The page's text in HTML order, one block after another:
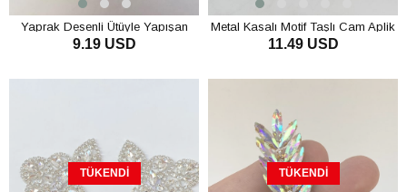
Yaprak Desenli Ütüyle Yapışan
Parlak Taşlı Aplik
9.19 USD
Metal Kasalı Motif Taşlı Cam Aplik
11.49 USD
TÜKENDI TÜKENDI